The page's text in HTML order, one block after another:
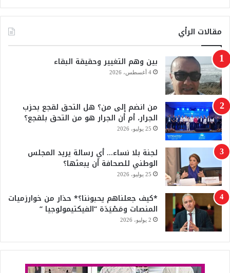
ي
ب
و
ك
X
Y
u
T
b
e
مقالات الرأي
بين وهم التغيير وحقيقة البقاء
4 أغسطس، 2026
من انضم إلى من؟ هل التحق لقجع بحزب
الجرار، أم أن الجرار هو من التحق بلقجع؟
25 يوليو، 2026
لجنة بلا نساء… أي رسالة يريد المجلس
الوطني للصحافة أن يبعثها؟
25 يوليو، 2026
*كيف جعلناهم يحبوننا؟* حذار من خوارزميات
المنصات ومَصْيَدَة “الفيكتيمولوجيا “
2 يوليو، 2026